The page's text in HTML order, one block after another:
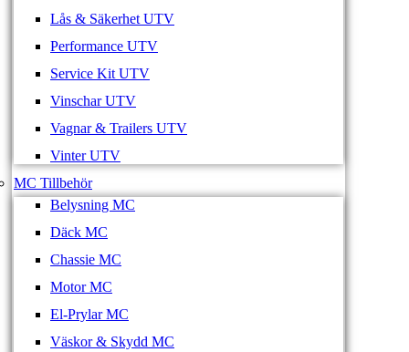
Lås & Säkerhet UTV
Performance UTV
Service Kit UTV
Vinschar UTV
Vagnar & Trailers UTV
Vinter UTV
MC Tillbehör
Belysning MC
Däck MC
Chassie MC
Motor MC
El-Prylar MC
Väskor & Skydd MC